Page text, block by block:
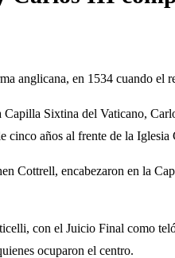
anglicana, en 1534 cuando
Capilla Sixtina del Vaticano,
años al frente de la
Cottrell, encabezaron en la
con el Juicio Final como
ocuparon el centro.